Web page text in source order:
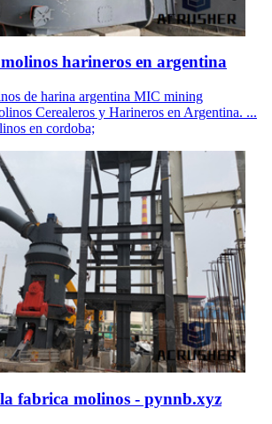
harineros en argentina
de harina argentina MIC mining
Cerealeros y Harineros en Argentina. ...
en cordoba;
fabrica molinos - pynnb.xyz